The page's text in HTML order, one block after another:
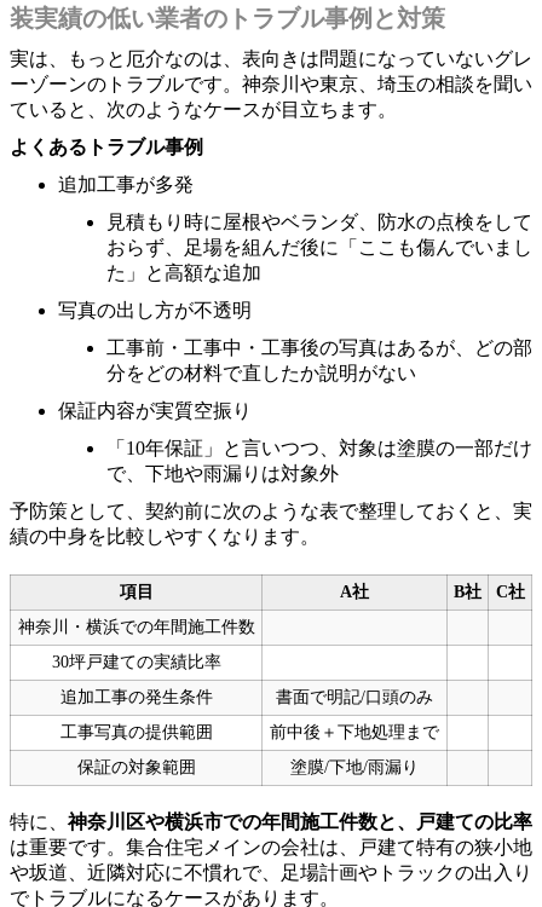
装実績の低い業者のトラブル事例と対策
実は、もっと厄介なのは、表向きは問題になっていないグレ
ーゾーンのトラブルです。神奈川や東京、埼玉の相談を聞い
ていると、次のようなケースが目立ちます。
よくあるトラブル事例
追加工事が多発
見積もり時に屋根やベランダ、防水の点検をして
おらず、足場を組んだ後に「ここも傷んでいまし
た」と高額な追加
写真の出し方が不透明
工事前・工事中・工事後の写真はあるが、どの部
分をどの材料で直したか説明がない
保証内容が実質空振り
「10年保証」と言いつつ、対象は塗膜の一部だけ
で、下地や雨漏りは対象外
予防策として、契約前に次のような表で整理しておくと、実
績の中身を比較しやすくなります。
項目 A社 B社
C社
神奈川・横浜での年間施工件数
30坪戸建ての実績比率
追加工事の発生条件
書面で明記/口頭のみ
工事写真の提供範囲
前中後＋下地処理まで
保証の対象範囲
塗膜/下地/雨漏り
特に、神奈川区や横浜市での年間施工件数と、戸建ての比率
は重要です。集合住宅メインの会社は、戸建て特有の狭小地
や坂道、近隣対応に不慣れで、足場計画やトラックの出入り
でトラブルになるケースがあります。